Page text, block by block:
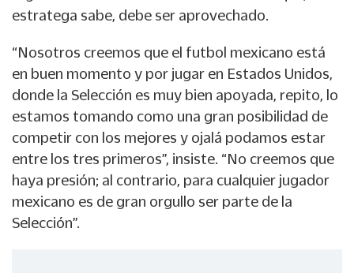
estratega sabe, debe ser aprovechado.
“Nosotros creemos que el futbol mexicano está
en buen momento y por jugar en Estados Unidos,
donde la Selección es muy bien apoyada, repito, lo
estamos tomando como una gran posibilidad de
competir con los mejores y ojalá podamos estar
entre los tres primeros”, insiste. “No creemos que
haya presión; al contrario, para cualquier jugador
mexicano es de gran orgullo ser parte de la
Selección”.